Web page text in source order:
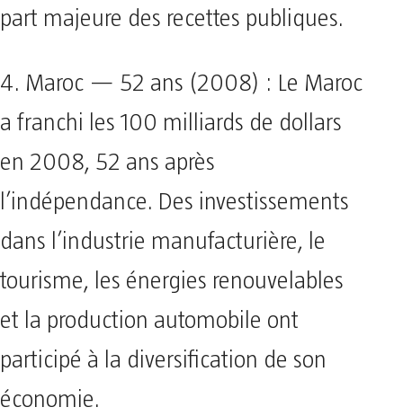
part majeure des recettes publiques.
4. Maroc — 52 ans (2008) : Le Maroc
a franchi les 100 milliards de dollars
en 2008, 52 ans après
l’indépendance. Des investissements
dans l’industrie manufacturière, le
tourisme, les énergies renouvelables
et la production automobile ont
participé à la diversification de son
économie.